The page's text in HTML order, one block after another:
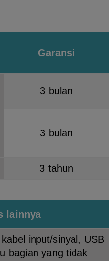
Garansi
3 bulan
3 bulan
3 tahun
lainnya
input/sinyal, USB
bagian yang tidak